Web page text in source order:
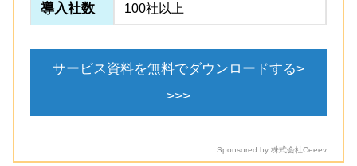
導入社数 100社以上
サービス資料を無料でダウンロードする>
>>>
Sponsored by 株式会社Ceeev